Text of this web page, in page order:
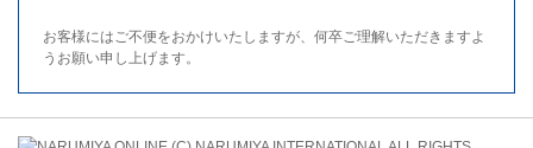
お客様にはご不便をおかけいたしますが、何卒ご理解いただきますよ
うお願い申し上げます。